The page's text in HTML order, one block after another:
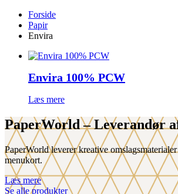
Forside
Papir
Envira
Envira 100% PCW
Læs mere
PaperWorld– Leverandør
PaperWorld leverer kreative
menukort.
Læs mere
Se alle produkter